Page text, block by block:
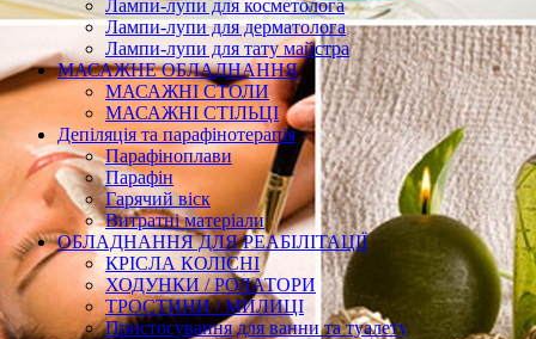
Лампи-лупи для косметолога
Лампи-лупи для дерматолога
Лампи-лупи для тату майстра
МАСАЖНЕ ОБЛАДНАННЯ
МАСАЖНІ СТОЛИ
МАСАЖНІ СТІЛЬЦІ
Депіляція та парафінотерапія
Парафіноплави
Парафін
Гарячий віск
Витратні матеріали
ОБЛАДНАННЯ ДЛЯ РЕАБІЛІТАЦІЇ
КРІСЛА КОЛІСНІ
ХОДУНКИ / РОЛАТОРИ
ТРОСТИНИ / МИЛИЦІ
Пристосування для ванни та туалету